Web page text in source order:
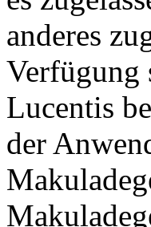
anderes
Verfügung
Lucentis
der